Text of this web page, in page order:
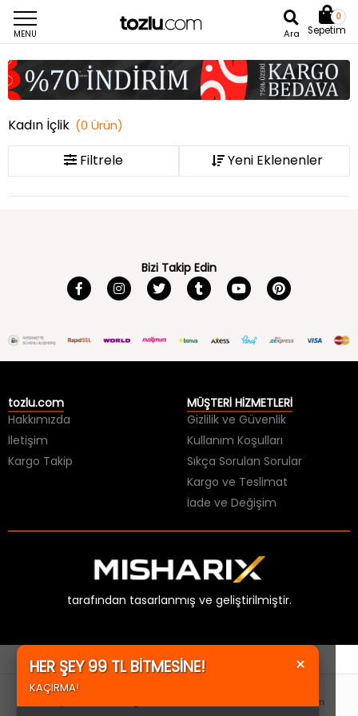
MENU Ara
0
Sepetim
Kadın İçlik (0 Ürün)
Filtrele
Bizi Takip Edin
tozlu.com
Hakkımızda
İletişim
Kargo Takip
MÜŞTERİ HİZMETLERİ
Gizlilik ve Güvenlik
Kullanım Koşulları
Sıkça Sorulan Sorular
Kargo ve Teslimat
İade ve Değişim
tarafından tasarlanmış ve geliştirilmiştir.
Hesabım
×
HER ŞEY 99 TL BİTMESİNE!
KAÇIRMA!